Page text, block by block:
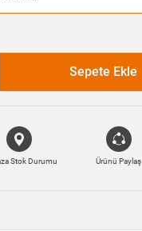
Sepete Ekle
Stok Durumu Ürünü Paylaş